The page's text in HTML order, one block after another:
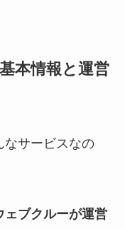
本情報と運営
なサービスなの
ェブクルーが運営